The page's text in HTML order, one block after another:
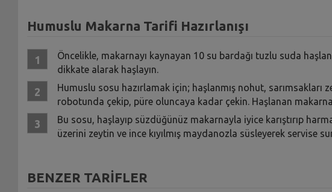
Humuslu Makarna Tarifi Hazırlanışı
Öncelikle, makarnayı kaynayan 10 su bardağı tuzlu suda
dikkate alarak haşlayın.
Humuslu sosu hazırlamak için; haşlanmış nohut, sarımsakları
robotunda çekip, püre oluncaya kadar çekin. Haşlanan
Bu sosu, haşlayıp süzdüğünüz makarnayla iyice karıştırıp
üzerini zeytin ve ince kıyılmış maydanozla süsleyerek servise
BENZER TARİFLER